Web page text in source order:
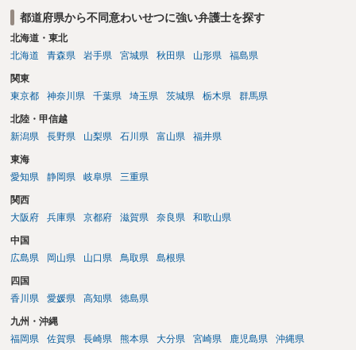
都道府県から不同意わいせつに強い弁護士を探す
北海道・東北
北海道
青森県 岩手県 宮城県 秋田県 山形県 福島県
関東
東京都
神奈川県 千葉県 埼玉県 茨城県 栃木県 群馬県
北陸・甲信越
新潟県
長野県 山梨県 石川県 富山県 福井県
東海
愛知県
静岡県 岐阜県 三重県
関西
大阪府
兵庫県 京都府 滋賀県 奈良県 和歌山県
中国
広島県
岡山県 山口県 鳥取県 島根県
四国
香川県
愛媛県 高知県 徳島県
九州・沖縄
福岡県
佐賀県 長崎県 熊本県 大分県 宮崎県 鹿児島県 沖縄県